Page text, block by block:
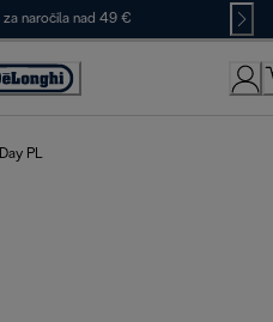
za naročila nad 49 €
PL